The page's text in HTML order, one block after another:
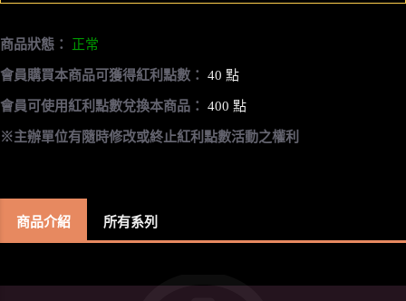
商品狀態： 正常
會員購買本商品可獲得紅利點數： 40 點
會員可使用紅利點數兌換本商品： 400 點
※主辦單位有隨時修改或終止紅利點數活動之權利
商品介紹 所有系列